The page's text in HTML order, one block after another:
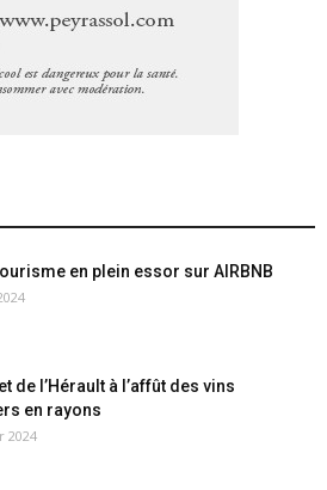
en plein essor sur AIRBNB
de l’Hérault à l’affût des vins
en rayons
2024